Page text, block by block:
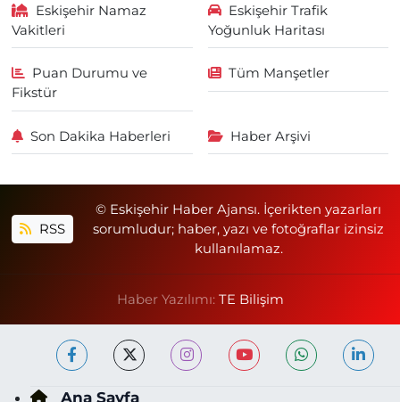
Eskişehir Namaz
Vakitleri
Eskişehir Trafik
Yoğunluk Haritası
Puan Durumu ve
Fikstür
Tüm Manşetler
Son Dakika Haberleri Haber Arşivi
RSS
© Eskişehir Haber Ajansı. İçerikten yazarları
sorumludur; haber, yazı ve fotoğraflar izinsiz
kullanılamaz.
Haber Yazılımı: TE Bilişim
Ana Sayfa